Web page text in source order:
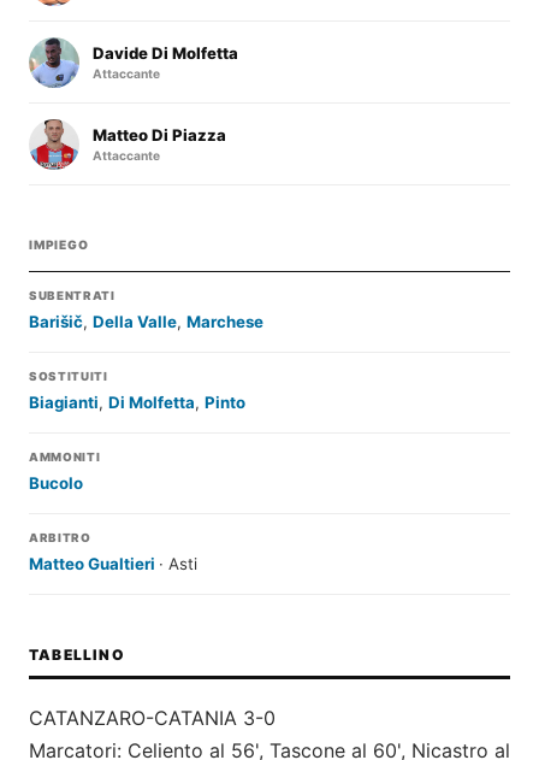
Davide Di Molfetta
Attaccante
Matteo Di Piazza
Attaccante
IMPIEGO
SUBENTRATI
Barišič, Della Valle, Marchese
SOSTITUITI
Biagianti, Di Molfetta, Pinto
AMMONITI
Bucolo
ARBITRO
Matteo Gualtieri · Asti
TABELLINO
CATANZARO-CATANIA 3-0
Marcatori: Celiento al 56', Tascone al 60', Nicastro al